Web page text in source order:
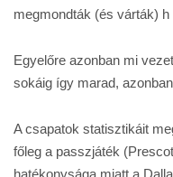
megmondták (és várták)
Egyelőre azonban mi
sokáig így marad,
A csapatok statisztikáit
főleg a passzjáték
hatékonysága miatt a